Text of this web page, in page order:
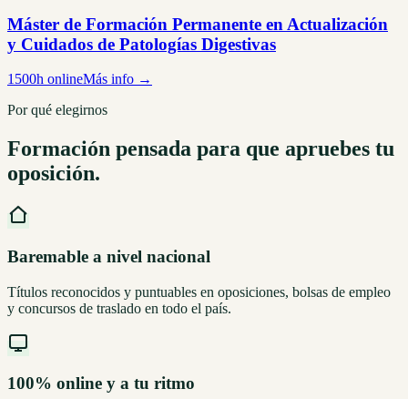
Máster de Formación Permanente en Actualización
y Cuidados de Patologías Digestivas
1500h onlineMás info →
Por qué elegirnos
Formación pensada para que apruebes tu
oposición.
Baremable a nivel nacional
Títulos reconocidos y puntuables en oposiciones, bolsas de empleo
y concursos de traslado en todo el país.
100% online y a tu ritmo